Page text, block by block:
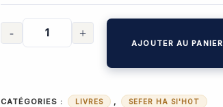
AJOUTER AU PANIER
CATÉGORIES : LIVRES , SEFER HA SI'HOT